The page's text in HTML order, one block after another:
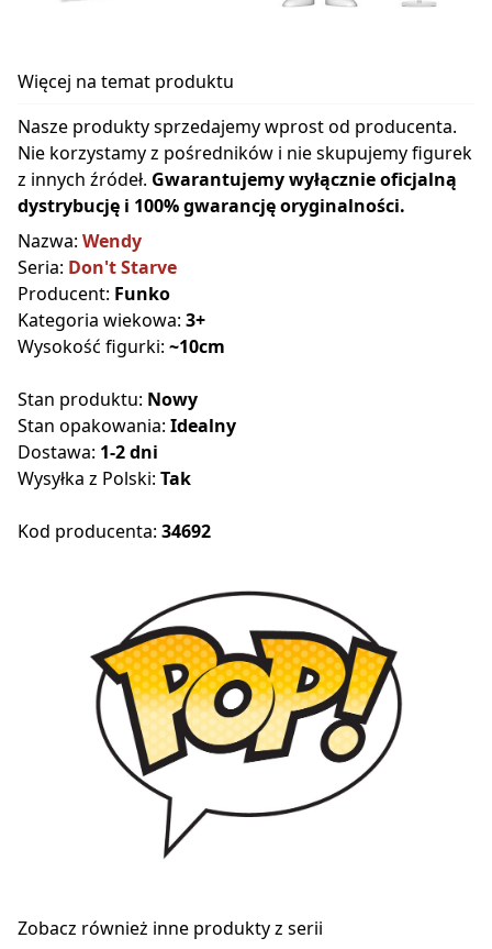
Więcej na temat produktu
Nasze produkty sprzedajemy wprost od producenta.
Nie korzystamy z pośredników i nie skupujemy figurek
z innych źródeł. Gwarantujemy wyłącznie oficjalną
dystrybucję i 100% gwarancję oryginalności.
Nazwa: Wendy
Seria: Don't Starve
Producent: Funko
Kategoria wiekowa: 3+
Wysokość figurki: ~10cm
Stan produktu: Nowy
Stan opakowania: Idealny
Dostawa: 1-2 dni
Wysyłka z Polski: Tak
Kod producenta: 34692
Zobacz również inne produkty z serii